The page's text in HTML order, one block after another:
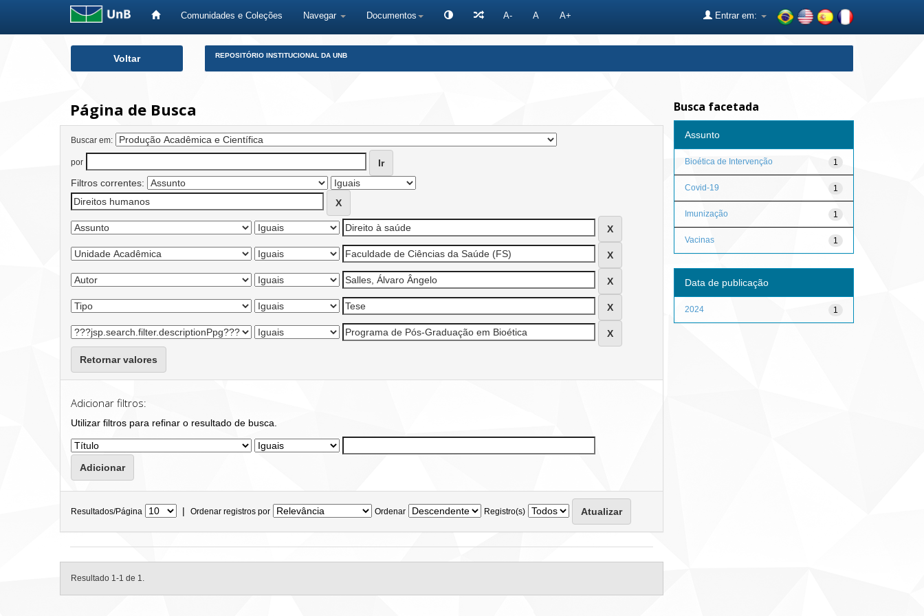
Comunidades e Coleções Navegar Documentos A- A A+ Entrar em:
Voltar REPOSITÓRIO INSTITUCIONAL DA UNB
Página de Busca
Buscar em:
por
Filtros correntes:
Retornar valores
Adicionar filtros:
Utilizar filtros para refinar o resultado de busca.
Resultados/Página | Ordenar registros por Ordenar Registro(s)
Resultado 1-1 de 1.
Busca facetada
Assunto
1
Bioética de Intervenção
1
Covid-19
1
Imunização
1
Vacinas
Data de publicação
1
2024